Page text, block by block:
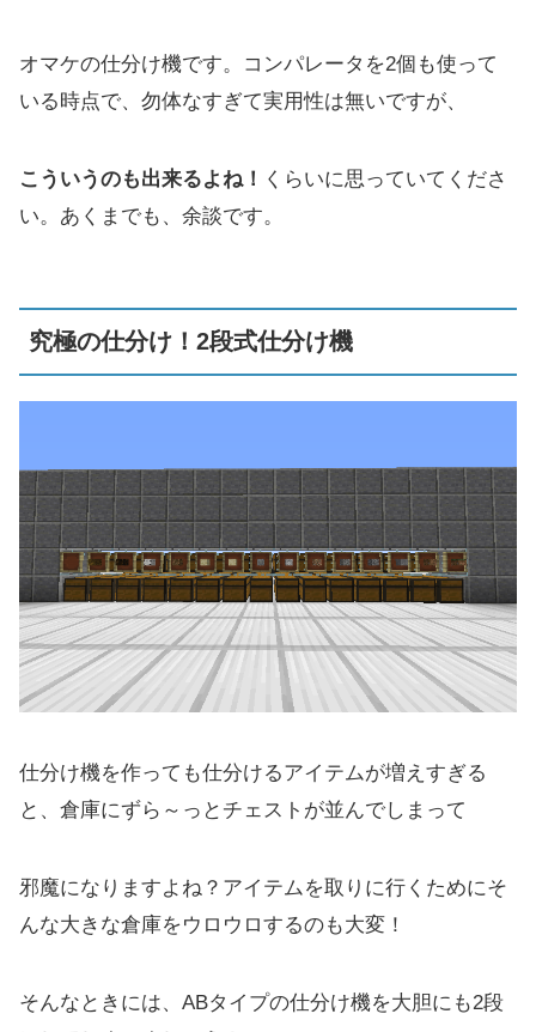
オマケの仕分け機です。コンパレータを2個も使って
いる時点で、勿体なすぎて実用性は無いですが、
こういうのも出来るよね！ くらいに思っていてくださ
い。あくまでも、余談です。
究極の仕分け！2段式仕分け機
仕分け機を作っても仕分けるアイテムが増えすぎる
と、倉庫にずら～っとチェストが並んでしまって
邪魔になりますよね？アイテムを取りに行くためにそ
んな大きな倉庫をウロウロするのも大変！
そんなときには、ABタイプの仕分け機を大胆にも2段